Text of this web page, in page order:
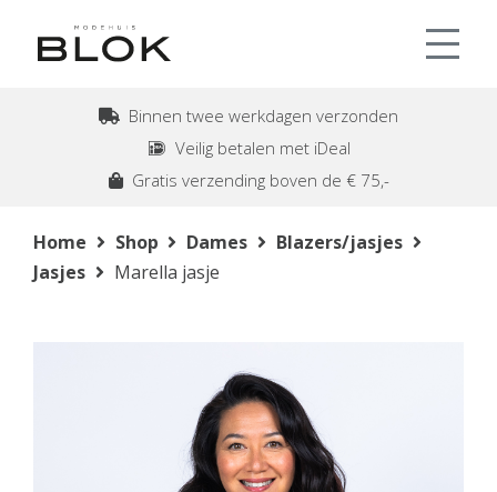
Binnen twee werkdagen verzonden
Veilig betalen met iDeal
Gratis verzending boven de € 75,-
Home Shop Dames
Blazers/jasjes
Jasjes
Marella jasje